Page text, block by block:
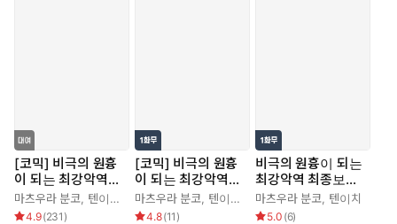
[코믹] 비극의 원흉
이 되는 최강악역
최종보스 여왕은 국
민을 위해 헌신합니
마츠우라 분코, 텐이치 스즈노스케
4.9(231 )
[코믹] 비극의 원흉
이 되는 최강악역
최종보스 여왕은 국
민을 위해 헌신합니
마츠우라 분코, 텐이치 스즈노스케
4.8(11 )
비극의 원흉이 되는
최강악역 최종보스
여왕은 국민을 위해
헌신합니다. [스크
마츠우라 분코, 텐이치
5.0 (6)